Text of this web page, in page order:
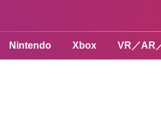
Nintendo Xbox VR／AR